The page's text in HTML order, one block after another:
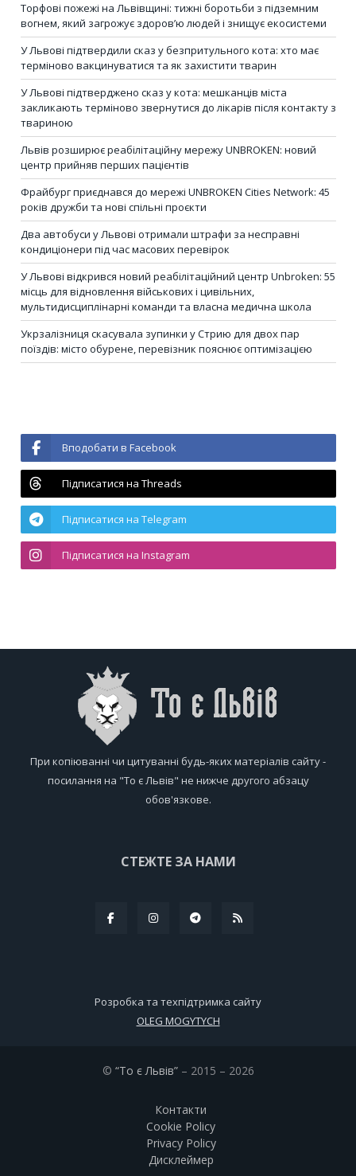
Торфові пожежі на Львівщині: тижні боротьби з підземним
вогнем, який загрожує здоров’ю людей і знищує екосистеми
У Львові підтвердили сказ у безпритульного кота: хто має
терміново вакцинуватися та як захистити тварин
У Львові підтверджено сказ у кота: мешканців міста
закликають терміново звернутися до лікарів після контакту з
твариною
Львів розширює реабілітаційну мережу UNBROKEN: новий
центр прийняв перших пацієнтів
Фрайбург приєднався до мережі UNBROKEN Cities Network: 45
років дружби та нові спільні проєкти
Два автобуси у Львові отримали штрафи за несправні
кондиціонери під час масових перевірок
У Львові відкрився новий реабілітаційний центр Unbroken: 55
місць для відновлення військових і цивільних,
мультидисциплінарні команди та власна медична школа
Укрзалізниця скасувала зупинки у Стрию для двох пар
поїздів: місто обурене, перевізник пояснює оптимізацією
Вподобати в Facebook
Підписатися на Threads
Підписатися на Telegram
Підписатися на Instagram
При копіюванні чи цитуванні будь-яких матеріалів сайту -
посилання на "То є Львів" не нижче другого абзацу
обов'язкове.
СТЕЖТЕ ЗА НАМИ
Розробка та техпідтримка сайту
OLEG MOGYTYCH
© “То є Львів”– 2015 – 2026
Контакти
Cookie Policy
Privacy Policy
Дисклеймер